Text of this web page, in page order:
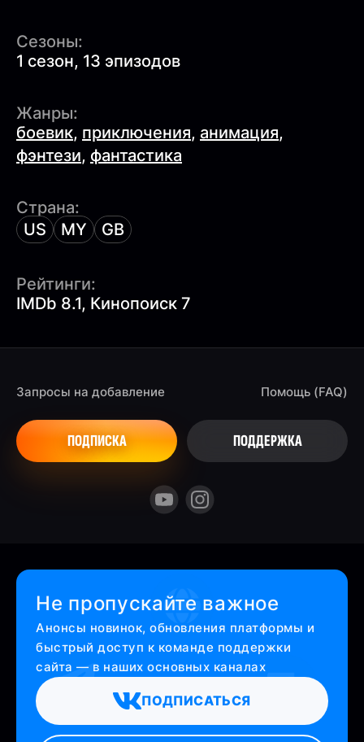
Сезоны:
1 сезон, 13 эпизодов
Жанры:
боевик, приключения, анимация,
фэнтези, фантастика
Страна:
US
MY GB
Рейтинги:
IMDb 8.1, Кинопоиск 7
Запросы на добавление
ПОДПИСКА
Помощь (FAQ)
ПОДДЕРЖКА
Не пропускайте важное
Анонсы новинок, обновления платформы и
быстрый доступ к команде поддержки
сайта — в наших основных каналах
ПОДПИСАТЬСЯ